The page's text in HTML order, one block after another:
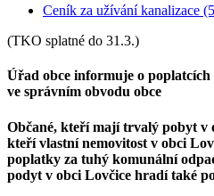
Ceník za užívání kanalizace
(TKO splatné do 31.3.)
Úřad obce informuje o
ve správním obvodu obce
Občané, kteří mají trvalý pobyt v
kteří vlastní nemovitost v obci
poplatky za tuhý komunální
podyt v obci Lovčice hradí také